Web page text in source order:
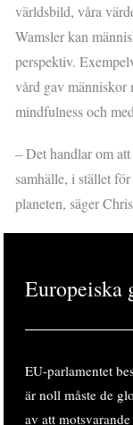
världsbild, våra
Wamsler kan
perspektiv.
vård gav människor
mindfulness och
– Det handlar om
samhälle, i stället
planeten, säger
Europeiska
EU-parlamentet
är noll måste de
av att